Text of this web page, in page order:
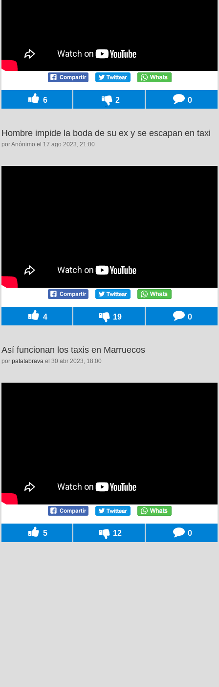
6 2 0
Hombre impide la boda de su ex y se escapan en taxi
por Anónimo el 17 ago 2023, 21:00
4 19 0
Así funcionan los taxis en Marruecos
por patatabrava el 30 abr 2023, 18:00
5 12 0